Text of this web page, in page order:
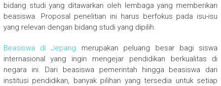
bidang studi yang ditawarkan oleh lembaga yang memberikan
beasiswa. Proposal penelitian ini harus berfokus pada isu-isu
yang relevan dengan bidang studi yang dipilih.
Beasiswa di Jepang merupakan peluang besar bagi siswa
internasional yang ingin mengejar pendidikan berkualitas di
negara ini. Dari beasiswa pemerintah hingga beasiswa dari
institusi pendidikan, banyak pilihan yang tersedia untuk setiap